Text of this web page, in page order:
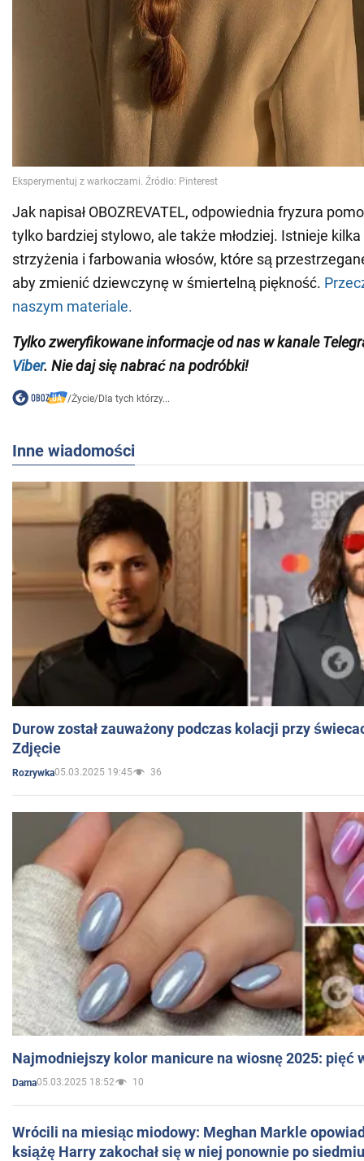
Jak napisał OBOZREVATEL, odpowiednia fryzura
tylko bardziej stylowo, ale także młodziej. Istnieje
strzyżenia i farbowania włosów, które są
aby zmienić dziewczynę w śmiertelną piękność.
naszym materiale.
Tylko zweryfikowane informacje od nas w kanale
Viber. Nie daj się nabrać na podróbki!
/Życie/Dla tych którzy...
Inne wiadomości
Durow został zauważony podczas kolacji przy
Zdjęcie
Rozrywka05.03.2025 19:45 36
Najmodniejszy kolor manicure na wiosnę 2025: pięć
Dama05.03.2025 18:52 10
Wrócili na miesiąc miodowy: Meghan Markle
książę Harry zakochał się w niej ponownie po